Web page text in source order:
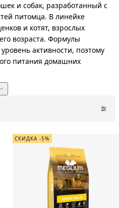
и собак, разработанный с
питомца. В линейке
и котят, взрослых
возраста. Формулы
активности, поэтому
питания домашних
помогают поддерживать
и поддерживает
и помогают питомцу
СКИДКА -5%